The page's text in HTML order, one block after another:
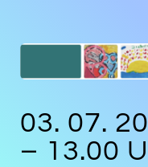
03. 07.
– 13.00